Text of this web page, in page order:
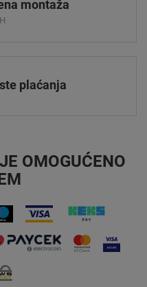
montaža
plaćanja
OMOGUĆENO